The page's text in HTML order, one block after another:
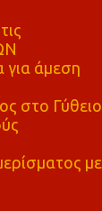
για άμεση
στο Γύθειο
με